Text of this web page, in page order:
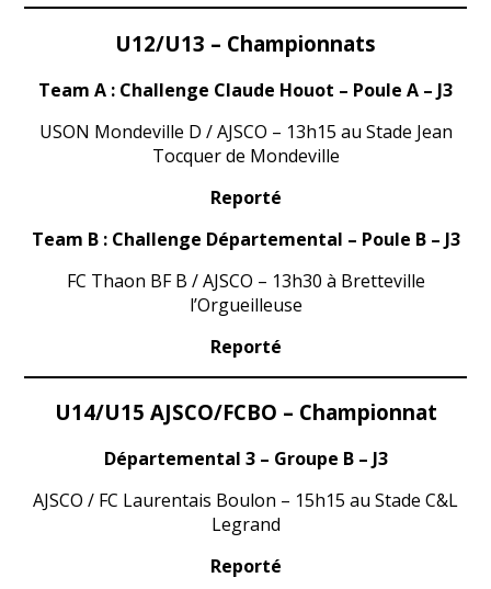
U12/U13 – Championnats
Team A : Challenge Claude Houot – Poule A – J3
USON Mondeville D / AJSCO – 13h15 au Stade Jean
Tocquer de Mondeville
Reporté
Team B : Challenge Départemental – Poule B – J3
FC Thaon BF B / AJSCO – 13h30 à Bretteville
l’Orgueilleuse
Reporté
U14/U15 AJSCO/FCBO – Championnat
Départemental 3 – Groupe B – J3
AJSCO / FC Laurentais Boulon – 15h15 au Stade C&L
Legrand
Reporté